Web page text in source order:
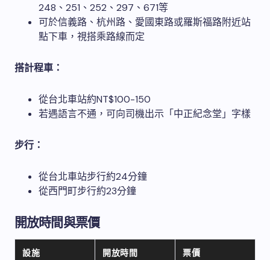
248、251、252、297、671等
可於信義路、杭州路、愛國東路或羅斯福路附近站
點下車，視搭乘路線而定
搭計程車：
從台北車站約NT$100-150
若遇語言不通，可向司機出示「中正紀念堂」字樣
步行：
從台北車站步行約24分鐘
從西門町步行約23分鐘
開放時間與票價
設施 開放時間 票價